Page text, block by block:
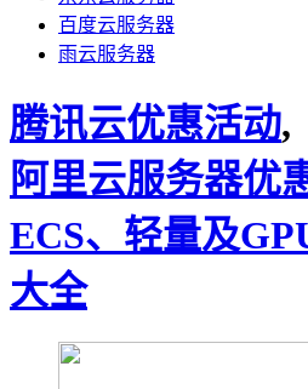
百度云服务器
雨云服务器
腾讯云优惠活动,
阿里云服务器优
ECS、轻量及
大全